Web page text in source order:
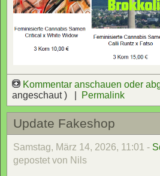
Kommentar anschauen oder
angeschaut ) |
Permalink
Update Fakeshop
Samstag, März 14, 2026, 11:01 -
gepostet von Nils